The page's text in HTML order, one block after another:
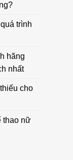
trình
hãng
nhất
cho
thao nữ